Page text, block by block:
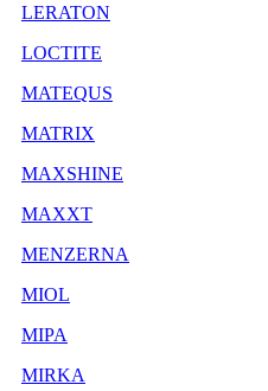
LERATON
LOCTITE
MATEQUS
MATRIX
MAXSHINE
MAXXT
MENZERNA
MIOL
MIPA
MIRKA